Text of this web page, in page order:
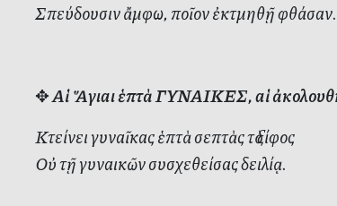
Σπεύδουσιν ἄμφω, ποῖον ἐκτμηθῇ φθάσαν.
✥Αἱ Ἅγιαι ἑπτὰ ΓΥΝΑΙΚΕΣ, αἱ
Κτείνει γυναῖκας ἑπτὰ σεπτὰς τὸ ξίφος
Οὐ τῇ γυναικῶν συσχεθείσας δειλίᾳ.